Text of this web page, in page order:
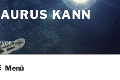
KANN
Menü